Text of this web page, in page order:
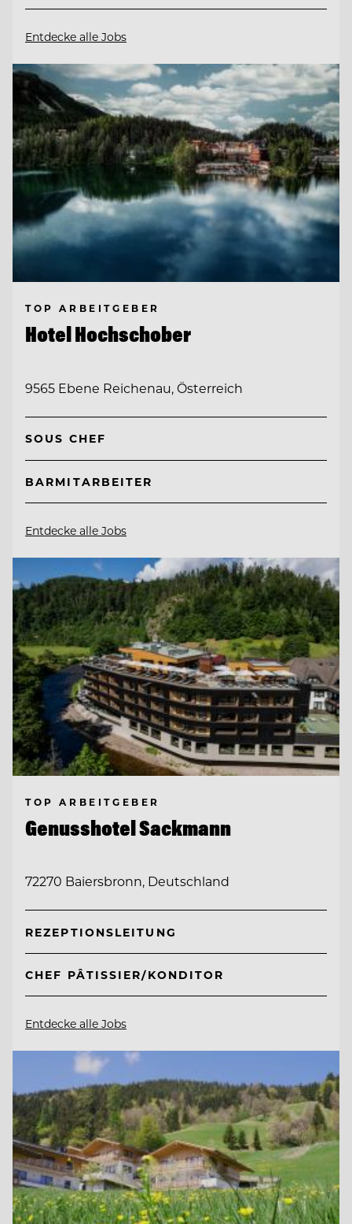
Entdecke alle Jobs
TOP ARBEITGEBER
Hotel Hochschober
9565 Ebene Reichenau, Österreich
SOUS CHEF
BARMITARBEITER
Entdecke alle Jobs
TOP ARBEITGEBER
Genusshotel Sackmann
72270 Baiersbronn, Deutschland
REZEPTIONSLEITUNG
CHEF PÂTISSIER/KONDITOR
Entdecke alle Jobs